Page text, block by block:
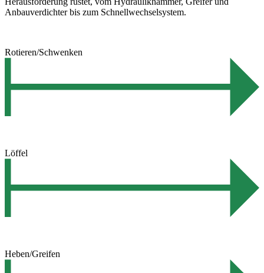
Anbauverdichter bis zum Schnellwechselsystem.
Rotieren/Schwenken
Löffel
Heben/Greifen